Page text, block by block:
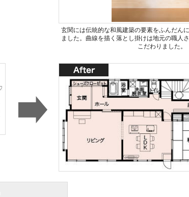
玄関には伝統的な和風建築の要素をふんだん
ました。曲線を描く落とし掛けは地元の職人
こだわりました。